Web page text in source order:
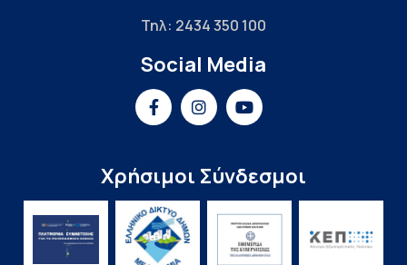
Τηλ: 2434 350 100
Social Media
Χρήσιμοι Σύνδεσμοι